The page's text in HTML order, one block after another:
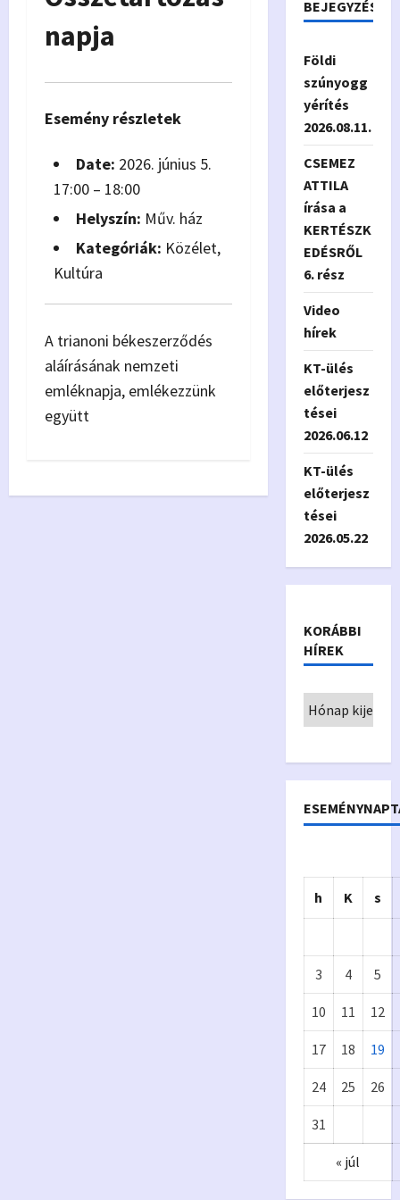
napja
Esemény részletek
Date: 2026. június 5.
17:00 – 18:00
Helyszín: Műv. ház
Kategóriák: Közélet,
Kultúra
A trianoni békeszerződés
aláírásának nemzeti
emléknapja, emlékezzünk
együtt
BEJEGYZÉSEK
Földi
szúnyogg
yérítés
2026.08.11.
CSEMEZ
ATTILA
írása a
KERTÉSZK
EDÉSRŐL
6. rész
Video
hírek
KT-ülés
előterjesz
tései
2026.06.12
KT-ülés
előterjesz
tései
2026.05.22
KORÁBBI
HÍREK
h K s
3 4 5
10 11 12
17 18 19
24 25 26
31
« júl
Önkormányzat